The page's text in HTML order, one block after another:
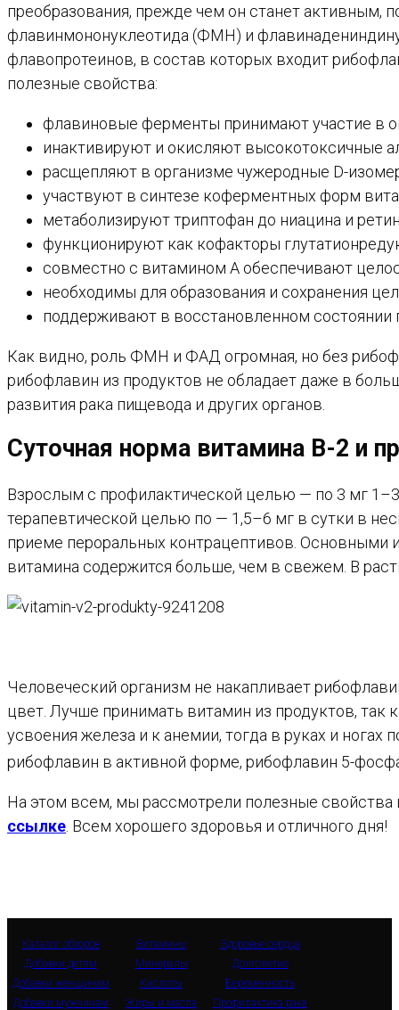
преобразования, прежде чем он станет активным,
флавинмононуклеотида (ФМН) и
флавопротеинов, в состав которых входит
полезные свойства:
флавиновые ферменты принимают участие в
инактивируют и окисляют высокотоксичные
расщепляют в организме чужеродные D-
участвуют в синтезе коферментных форм
метаболизируют триптофан до ниацина и
функционируют как кофакторы
совместно с витамином А обеспечивают
необходимы для образования и сохранения
поддерживают в восстановленном состоянии
Как видно, роль ФМН и ФАД огромная, но без
рибофлавин из продуктов не обладает даже в
развития рака пищевода и других органов.
Суточная норма витамина B-2 и
Взрослым с профилактической целью — по 3 мг
терапевтической целью по — 1,5–6 мг в сутки в
приеме пероральных контрацептивов. Основными
витамина содержится больше, чем в свежем. В
Человеческий организм не накапливает
цвет. Лучше принимать витамин из продуктов, так
усвоения железа и к анемии, тогда в руках и
рибофлавин в активной форме, рибофлавин 5-
На этом всем, мы рассмотрели полезные
ссылке . Всем хорошего здоровья и отличного дня!
Каталог обзоров
Добавки детям
Добавки женщинам
Добавки мужчинам
Витамины
Минералы
Кислоты
Жиры и масла
Здоровье сердца
Долголетие
Беременность
Профилактика рака